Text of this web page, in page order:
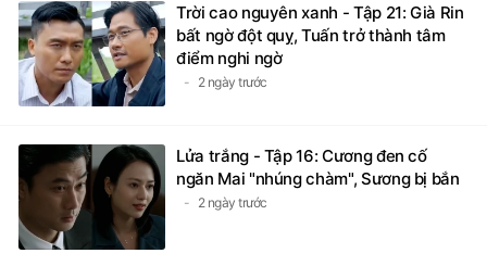
Trời cao nguyên xanh - Tập 21: Già Rin
bất ngờ đột quỵ, Tuấn trở thành tâm
điểm nghi ngờ
2 ngày trước
Lửa trắng - Tập 16: Cương đen cố
ngăn Mai "nhúng chàm", Sương bị bắn
2 ngày trước